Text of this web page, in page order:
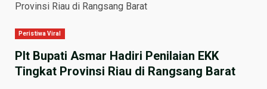
Provinsi Riau di Rangsang Barat
Peristiwa Viral
Plt Bupati Asmar Hadiri Penilaian EKK
Tingkat Provinsi Riau di Rangsang Barat